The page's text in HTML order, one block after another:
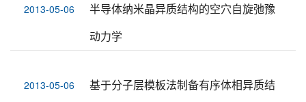
2013-05-06
半导体纳米晶异质结构的空穴自旋弛豫
动力学
2013-05-06
基于分子层模板法制备有序体相异质结